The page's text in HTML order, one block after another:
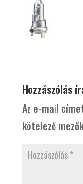
Hozzászólás
Az e-mail
kötelező